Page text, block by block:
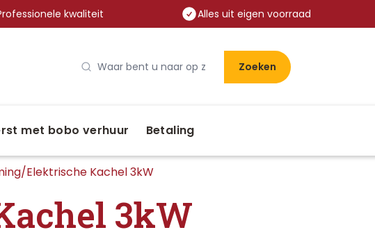
kwaliteit Alles uit eigen voorraad
Zoeken
met bobo verhuur Betaling
/Elektrische Kachel 3kW
3kW